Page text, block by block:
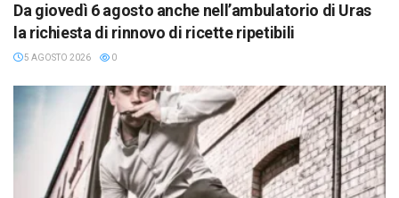
Da giovedì 6 agosto anche nell’ambulatorio di Uras
la richiesta di rinnovo di ricette ripetibili
5 AGOSTO 2026 0